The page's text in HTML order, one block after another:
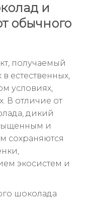
и
обычного
получаемый
естественных,
условиях,
В отличие от
дикий
и
сохраняются
экосистем и
шоколада